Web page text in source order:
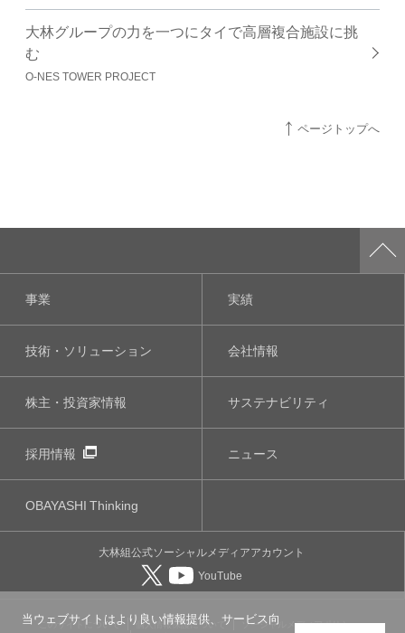
当ウェブサイトはより良い情報提供、サービス向
大林グループの力を一つにタイで高層複合施設に挑
む
O-NES TOWER PROJECT
ページトップへ
事業 実績
技術・ソリューション 会社情報
株主・投資家情報 サステナビリティ
採用情報 ニュース
OBAYASHIThinking
大林組公式ソーシャルメディアアカウント
YouTube
このサイトについて 個人情報保護について
ソーシャルメディアポリシー